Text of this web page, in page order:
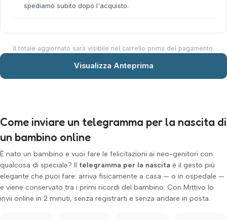
spediamo subito dopo l'acquisto.
Il totale aggiornato sarà visibile nel carrello prima del pagamento.
Visualizza Anteprima
Come inviare un telegramma per la nascita di
un bambino online
È nato un bambino e vuoi fare le felicitazioni ai neo-genitori con
qualcosa di speciale? Il telegramma per la nascita è il gesto più
elegante che puoi fare: arriva fisicamente a casa — o in ospedale —
e viene conservato tra i primi ricordi del bambino. Con Mittivo lo
invii online in 2 minuti, senza registrarti e senza andare in posta.